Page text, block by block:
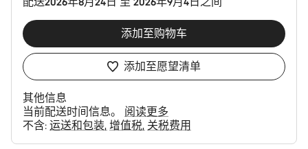
添加至购物车
添加至愿望清单
其他信息
当前配送时间信息。 阅读更多
不含: 运送和包装 增值税 关税费用